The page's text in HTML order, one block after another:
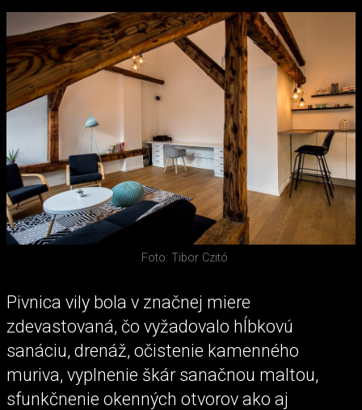
Foto: Tibor Czitó
Pivnica vily bola v značnej miere
zdevastovaná, čo vyžadovalo hĺbkovú
sanáciu, drenáž, očistenie kamenného
muriva, vyplnenie škár sanačnou maltou,
sfunkčnenie okenných otvorov ako aj